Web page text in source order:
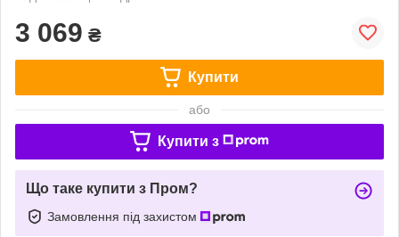
3 069 ₴
Купити
або
Купити з
Що таке купити з Пром?
Замовлення під захистом